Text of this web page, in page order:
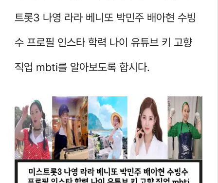
트롯3 나영 라라 베니또 박민주 배아현 수빙
수 프로필 인스타 학력 나이 유튜브 키 고향
직업 mbti를 알아보도록 합시다.